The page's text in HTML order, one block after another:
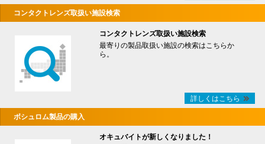
コンタクトレンズ取扱い施設検索
コンタクトレンズ取扱い施設検索
最寄りの製品取扱い施設の検索はこちらか
ら。
詳しくはこちら
ボシュロム製品の購入
オキュバイトが新しくなりました！